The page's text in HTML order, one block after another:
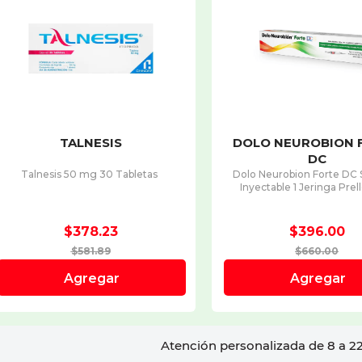
Atención personalizada de 8 a